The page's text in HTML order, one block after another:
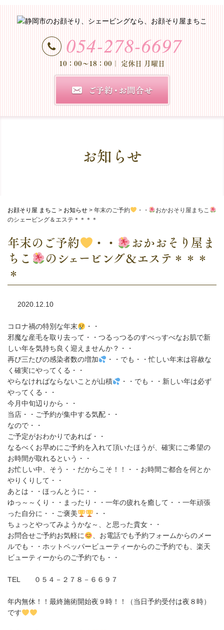
10：00～18：00 ｜ 定休日 月曜日
お知らせ
お顔そり屋 まちこ > お知らせ > 年末のご予約 ・・
おかおそり屋まちこ
のシェービング＆エステ＊＊＊＊
年末のご予約 ・・ おかおそり屋ま
ちこ のシェービング＆エステ＊＊＊
＊
2020.12.10
コロナ禍の特別な年末
・・
邪魔な産毛を取り去って・・つるっつるのすべっすべなお肌で新
しい年を気持ち良く迎えませんか？・・
再び三たびの感染者数の増加
・・でも・・忙しい年末は容赦な
く確実にやってくる・・
やらなければならないことが山積
・・でも・・新しい年は必ず
やってくる・・
今月中旬辺りから・・
当店・・ご予約が集中する気配・・
なので・・
ご予定がおわかりであれば・・
なるべくお早めにご予約を入れて頂いたほうが、確実にご希望の
お時間が取れるという・・
お忙しい中、そう・・だからこそ！！・・お時間ご都合を何とか
やりくりして・・
あとは・・ほっんとうに・・
ゆっ～～くり・・まったり・・一年の疲れを癒して・・一年頑張
った自分に・・ご褒美
・・
ちょっとやってみようかな～、と思った貴女・・
お問合せご予約お気軽に
、お電話でも予約フォームからのメー
ルでも・・ホットペッパービューティーからのご予約でも、楽天
ビューティーからのご予約でも・・
TEL ０５４－２７８－６６９７
年内無休！！最終施術開始夜９時！！（当日予約受付は夜８時）
です